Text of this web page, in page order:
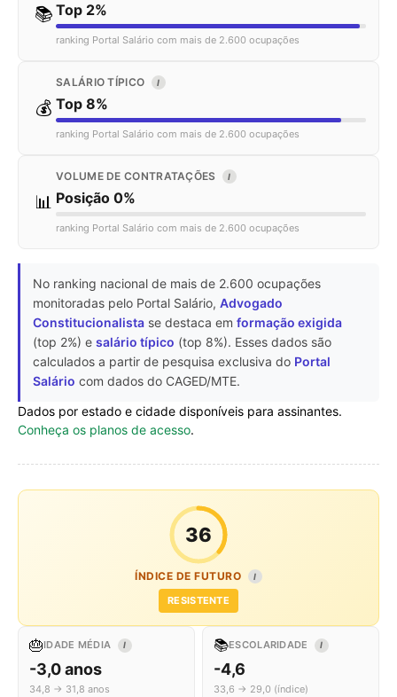
📚 Top 2%
ranking Portal Salário com mais de 2.600 ocupações
💰
SALÁRIO TÍPICO I
Top 8%
ranking Portal Salário com mais de 2.600 ocupações
📊
VOLUME DE CONTRATAÇÕES I
Posição 0%
ranking Portal Salário com mais de 2.600 ocupações
No ranking nacional de mais de 2.600 ocupações
monitoradas pelo Portal Salário, Advogado
Constitucionalista se destaca em formação exigida
(top 2%) e salário típico (top 8%). Esses dados são
calculados a partir de pesquisa exclusiva do Portal
Salário com dados do CAGED/MTE.
Dados por estado e cidade disponíveis para assinantes.
Conheça os planos de acesso.
36
ÍNDICE DE FUTURO I
RESISTENTE
🎂IDADE MÉDIA I
-3,0 anos
34,8 → 31,8 anos
📚ESCOLARIDADE I
-4,6
33,6 → 29,0 (índice)